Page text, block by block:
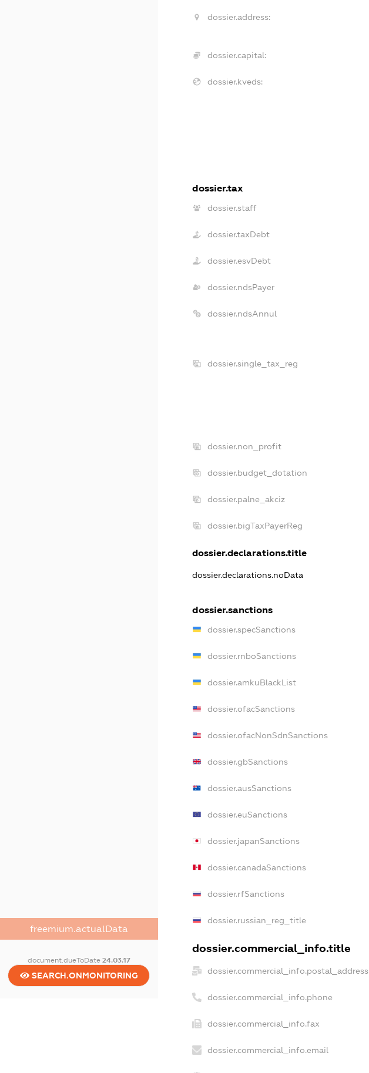
freemium.actualData
document.dueToDate 24.03.17
SEARCH.ONMONITORING
dossier.address:
dossier.capital:
dossier.kveds:
dossier.tax
dossier.staff
dossier.taxDebt
dossier.esvDebt
dossier.ndsPayer
dossier.ndsAnnul
dossier.single_tax_reg
dossier.non_profit
dossier.budget_dotation
dossier.palne_akciz
dossier.bigTaxPayerReg
dossier.declarations.title
dossier.declarations.noData
dossier.sanctions
dossier.specSanctions
dossier.rnboSanctions
dossier.amkuBlackList
dossier.ofacSanctions
dossier.ofacNonSdnSanctions
dossier.gbSanctions
dossier.ausSanctions
dossier.euSanctions
dossier.japanSanctions
dossier.canadaSanctions
dossier.rfSanctions
dossier.russian_reg_title
dossier.commercial_info.title
dossier.commercial_info.postal_address
dossier.commercial_info.phone
dossier.commercial_info.fax
dossier.commercial_info.email